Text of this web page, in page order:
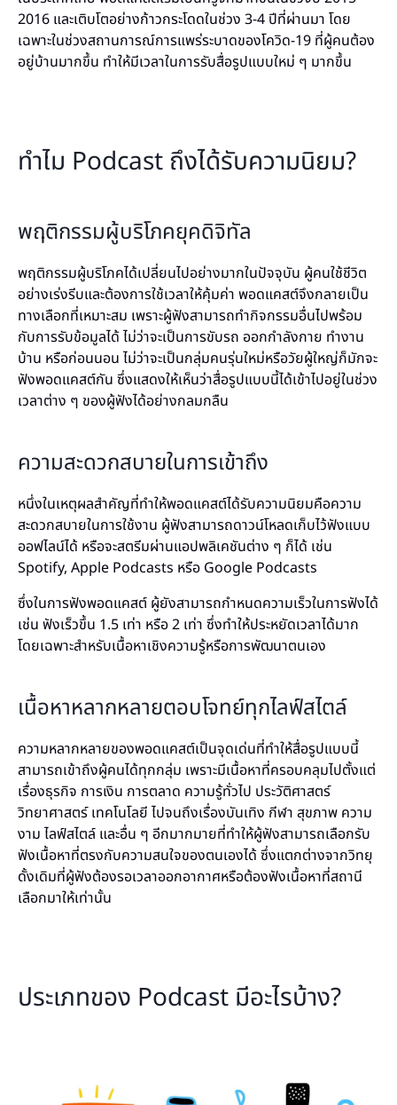
2016 และเติบโตอย่างก้าวกระโดดในช่วง 3-4 ปีที่ผ่านมา โดย
เฉพาะในช่วงสถานการณ์การแพร่ระบาดของโควิด-19 ที่ผู้คนต้อง
อยู่บ้านมากขึ้น ทำให้มีเวลาในการรับสื่อรูปแบบใหม่ ๆ มากขึ้น
ทำไม Podcast ถึงได้รับความนิยม?
พฤติกรรมผู้บริโภคยุคดิจิทัล
พฤติกรรมผู้บริโภคได้เปลี่ยนไปอย่างมากในปัจจุบัน ผู้คนใช้ชีวิต
อย่างเร่งรีบและต้องการใช้เวลาให้คุ้มค่า พอดแคสต์จึงกลายเป็น
ทางเลือกที่เหมาะสม เพราะผู้ฟังสามารถทำกิจกรรมอื่นไปพร้อม
กับการรับข้อมูลได้ ไม่ว่าจะเป็นการขับรถ ออกกำลังกาย ทำงาน
บ้าน หรือก่อนนอน ไม่ว่าจะเป็นกลุ่มคนรุ่นใหม่หรือวัยผู้ใหญ่ก็มักจะ
ฟังพอดแคสต์กัน ซึ่งแสดงให้เห็นว่าสื่อรูปแบบนี้ได้เข้าไปอยู่ในช่วง
เวลาต่าง ๆ ของผู้ฟังได้อย่างกลมกลืน
ความสะดวกสบายในการเข้าถึง
หนึ่งในเหตุผลสำคัญที่ทำให้พอดแคสต์ได้รับความนิยมคือความ
สะดวกสบายในการใช้งาน ผู้ฟังสามารถดาวน์โหลดเก็บไว้ฟังแบบ
ออฟไลน์ได้ หรือจะสตรีมผ่านแอปพลิเคชันต่าง ๆ ก็ได้ เช่น
Spotify, Apple Podcasts หรือ Google Podcasts
ซึ่งในการฟังพอดแคสต์ ผู้ยังสามารถกำหนดความเร็วในการฟังได้
เช่น ฟังเร็วขึ้น 1.5 เท่า หรือ 2 เท่า ซึ่งทำให้ประหยัดเวลาได้มาก
โดยเฉพาะสำหรับเนื้อหาเชิงความรู้หรือการพัฒนาตนเอง
เนื้อหาหลากหลายตอบโจทย์ทุกไลฟ์สไตล์
ความหลากหลายของพอดแคสต์เป็นจุดเด่นที่ทำให้สื่อรูปแบบนี้
สามารถเข้าถึงผู้คนได้ทุกกลุ่ม เพราะมีเนื้อหาที่ครอบคลุมไปตั้งแต่
เรื่องธุรกิจ การเงิน การตลาด ความรู้ทั่วไป ประวัติศาสตร์
วิทยาศาสตร์ เทคโนโลยี ไปจนถึงเรื่องบันเทิง กีฬา สุขภาพ ความ
งาม ไลฟ์สไตล์ และอื่น ๆ อีกมากมายที่ทำให้ผู้ฟังสามารถเลือกรับ
ฟังเนื้อหาที่ตรงกับความสนใจของตนเองได้ ซึ่งแตกต่างจากวิทยุ
ดั้งเดิมที่ผู้ฟังต้องรอเวลาออกอากาศหรือต้องฟังเนื้อหาที่สถานี
เลือกมาให้เท่านั้น
ประเภทของ Podcast มีอะไรบ้าง?